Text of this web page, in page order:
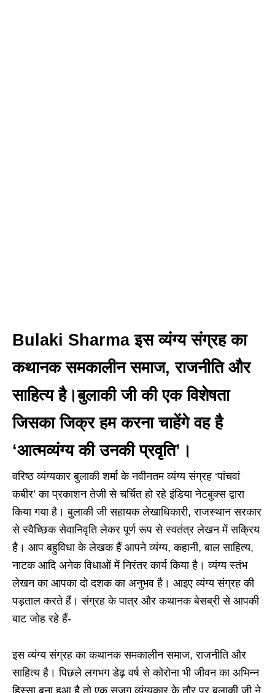
Bulaki Sharma इस व्यंग्य संग्रह का
कथानक समकालीन समाज, राजनीति और
साहित्य है।बुलाकी जी की एक विशेषता
जिसका जिक्र हम करना चाहेंगे वह है
‘आत्मव्यंग्य की उनकी प्रवृति’।
वरिष्ठ व्यंग्यकार बुलाकी शर्मा के नवीनतम व्यंग्य संग्रह ‘पांचवां
कबीर’ का प्रकाशन तेजी से चर्चित हो रहे इंडिया नेटबुक्स द्वारा
किया गया है। बुलाकी जी सहायक लेखाधिकारी, राजस्थान सरकार
से स्वैच्छिक सेवानिवृति लेकर पूर्ण रूप से स्वतंत्र लेखन में सक्रिय
है। आप बहुविधा के लेखक हैं आपने व्यंग्य, कहानी, बाल साहित्य,
नाटक आदि अनेक विधाओं में निरंतर कार्य किया है। व्यंग्य स्तंभ
लेखन का आपका दो दशक का अनुभव है। आइए व्यंग्य संग्रह की
पड़ताल करते हैं। संग्रह के पात्र और कथानक बेसब्री से आपकी
बाट जोह रहे हैं-
इस व्यंग्य संग्रह का कथानक समकालीन समाज, राजनीति और
साहित्य है। पिछले लगभग डेढ़ वर्ष से कोरोना भी जीवन का अभिन्न
हिस्सा बना हुआ है तो एक सजग व्यंग्यकार के तौर पर बुलाकी जी ने